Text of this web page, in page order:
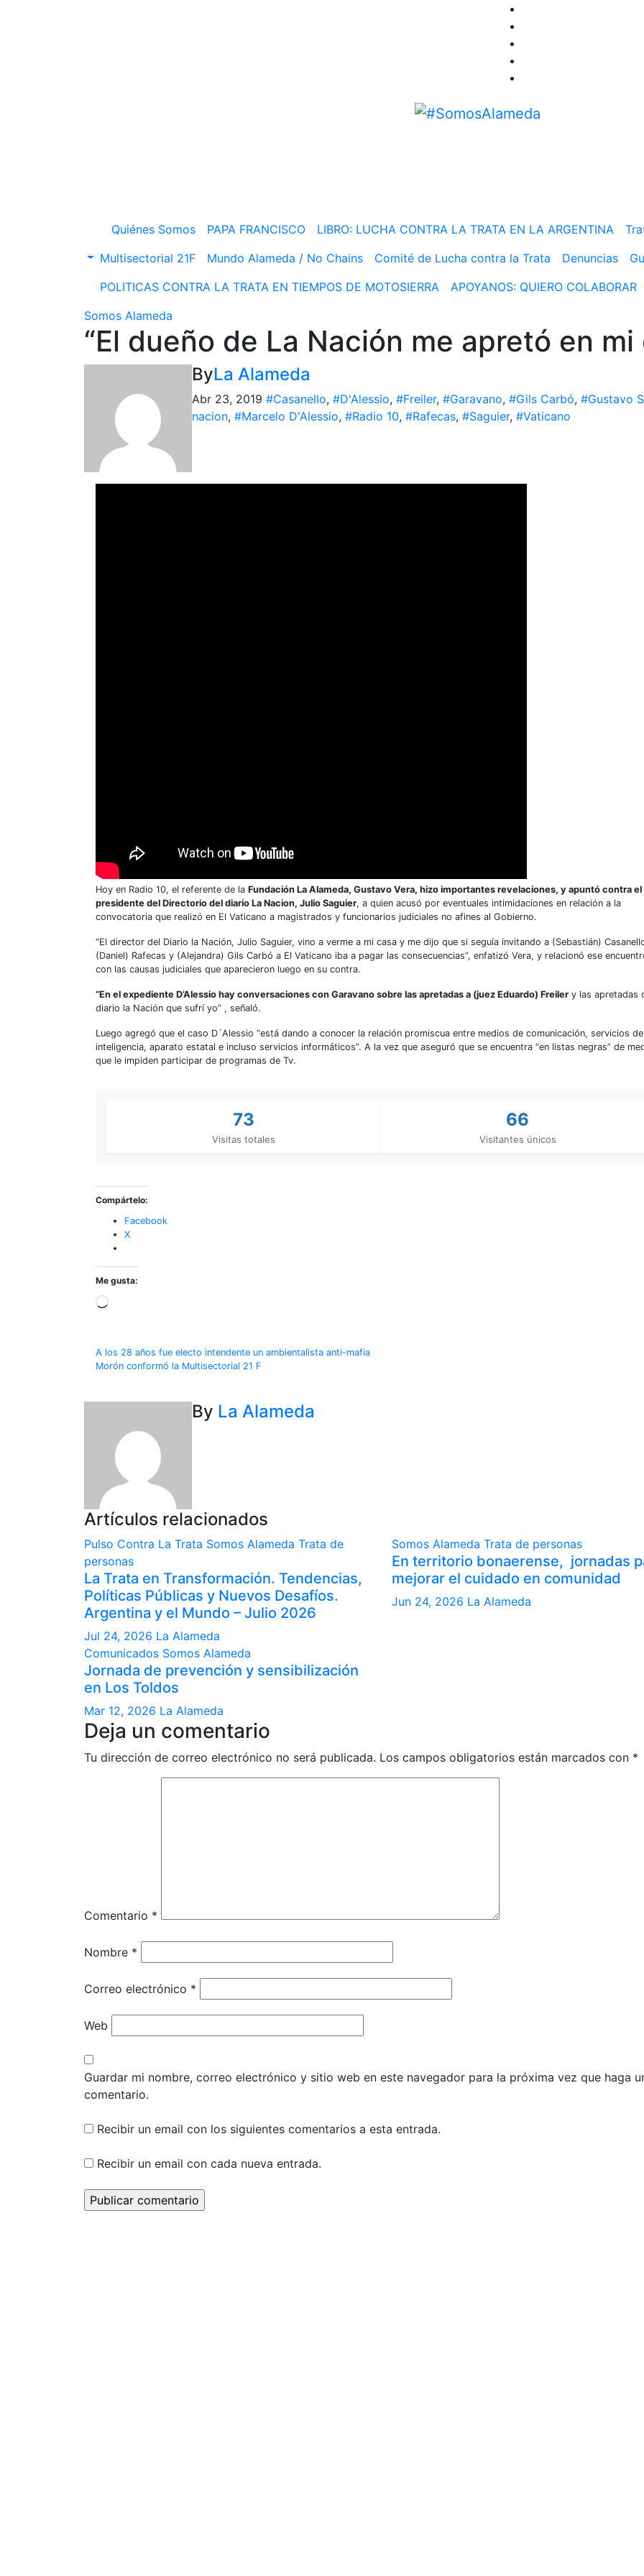
Quiénes Somos PAPA FRANCISCO LIBRO: LUCHA CONTRA LA TRATA EN LA ARGENTINA
Multisectorial 21F
Mundo Alameda / No Chains Comité de Lucha contra la Trata Denuncias
POLITICAS CONTRA LA TRATA EN TIEMPOS DE MOTOSIERRA
APOYANOS: QUIERO COLABORAR
Somos Alameda
“El dueño de La Nación me apretó en mi
ByLa Alameda
Abr 23, 2019 #Casanello, #D'Alessio, #Freiler, #Garavano, #Gils Carbó, #Gustavo
nacion, #Marcelo D'Alessio, #Radio 10, #Rafecas, #Saguier, #Vaticano
Hoy en Radio 10, el referente de la Fundación La Alameda, Gustavo Vera, hizo importantes revelaciones, y apuntó contra el
presidente del Directorio del diario La Nacion, Julio Saguier, a quien acusó por eventuales intimidaciones en relación a la
convocatoria que realizó en El Vaticano a magistrados y funcionarios judiciales no afines al Gobierno.
“El director del Diario la Nación, Julio Saguier, vino a verme a mi casa y me dijo que si seguía invitando a (Sebastián)
(Daniel) Rafecas y (Alejandra) Gils Carbó a El Vaticano iba a pagar las consecuencias”, enfatizó Vera, y relacionó ese
con las causas judiciales que aparecieron luego en su contra.
“En el expediente D’Alessio hay conversaciones con Garavano sobre las apretadas a (juez Eduardo) Freiler y las apretadas
diario la Nación que sufrí yo” , señaló.
Luego agregó que el caso D´Alessio “está dando a conocer la relación promiscua entre medios de comunicación, servicios de
inteligencia, aparato estatal e incluso servicios informáticos”. A la vez que aseguró que se encuentra “en listas negras” de
que le impiden participar de programas de Tv.
73
Visitas totales
66
Visitantes únicos
Compártelo:
Facebook
X
Me gusta:
Loading…
Navegación
A los 28 años fue electo intendente un ambientalista anti-mafia
Morón conformó la Multisectorial 21 F
By La Alameda
Artículos relacionados
Pulso Contra La Trata Somos Alameda Trata de
personas
La Trata en Transformación. Tendencias,
Políticas Públicas y Nuevos Desafíos.
Argentina y el Mundo – Julio 2026
Jul 24, 2026 La Alameda
Somos Alameda Trata de personas
En territorio bonaerense, jornadas
mejorar el cuidado en comunidad
Jun 24, 2026 La Alameda
Comunicados Somos Alameda
Jornada de prevención y sensibilización
en Los Toldos
Mar 12, 2026 La Alameda
Deja un comentario
Tu dirección de correo electrónico no será publicada. Los campos obligatorios están marcados con *
Comentario *
Nombre *
Correo electrónico *
Web
Guardar mi nombre, correo electrónico y sitio web en este navegador para la próxima vez que haga
comentario.
Recibir un email con los siguientes comentarios a esta entrada.
Recibir un email con cada nueva entrada.